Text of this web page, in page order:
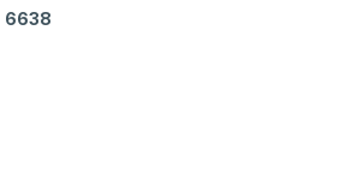
6638